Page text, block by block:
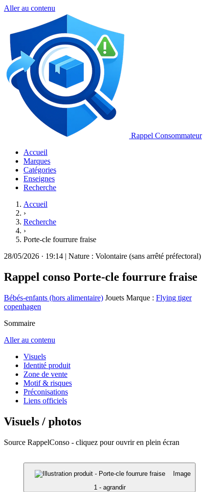
Aller au contenu
Rappel Consommateur
Accueil
Marques
Catégories
Enseignes
Recherche
Accueil
›
Recherche
›
Porte-cle fourrure fraise
28/05/2026 · 19:14 | Nature : Volontaire (sans arrêté préfectoral)
Rappel conso Porte-cle fourrure fraise
Bébés-enfants (hors alimentaire) Jouets Marque : Flying tiger
copenhagen
Sommaire
Aller au contenu
Visuels
Identité produit
Zone de vente
Motif & risques
Préconisations
Liens officiels
Visuels / photos
Source RappelConso - cliquez pour ouvrir en plein écran
Image
1 - agrandir